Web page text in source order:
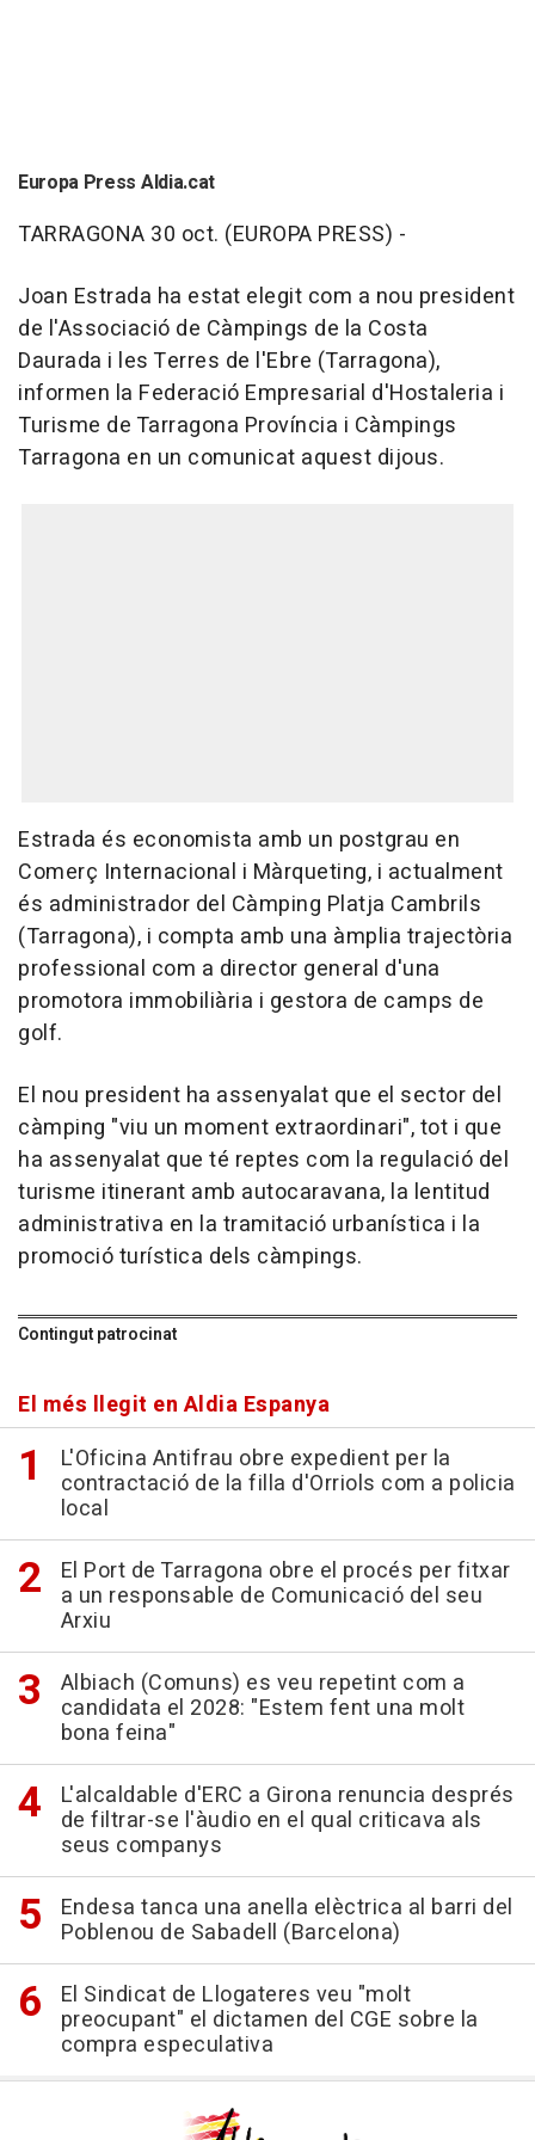
Europa Press Aldia.cat
TARRAGONA 30 oct. (EUROPA PRESS) -
Joan Estrada ha estat elegit com a nou president
de l'Associació de Càmpings de la Costa
Daurada i les Terres de l'Ebre (Tarragona),
informen la Federació Empresarial d'Hostaleria i
Turisme de Tarragona Província i Càmpings
Tarragona en un comunicat aquest dijous.
Estrada és economista amb un postgrau en
Comerç Internacional i Màrqueting, i actualment
és administrador del Càmping Platja Cambrils
(Tarragona), i compta amb una àmplia trajectòria
professional com a director general d'una
promotora immobiliària i gestora de camps de
golf.
El nou president ha assenyalat que el sector del
càmping "viu un moment extraordinari", tot i que
ha assenyalat que té reptes com la regulació del
turisme itinerant amb autocaravana, la lentitud
administrativa en la tramitació urbanística i la
promoció turística dels càmpings.
Contingut patrocinat
El més llegit en Aldia Espanya
L'Oficina Antifrau obre expedient per la
contractació de la filla d'Orriols com a policia
local
El Port de Tarragona obre el procés per fitxar
a un responsable de Comunicació del seu
Arxiu
Albiach (Comuns) es veu repetint com a
candidata el 2028: "Estem fent una molt
bona feina"
L'alcaldable d'ERC a Girona renuncia després
de filtrar-se l'àudio en el qual criticava als
seus companys
Endesa tanca una anella elèctrica al barri del
Poblenou de Sabadell (Barcelona)
El Sindicat de Llogateres veu "molt
preocupant" el dictamen del CGE sobre la
compra especulativa